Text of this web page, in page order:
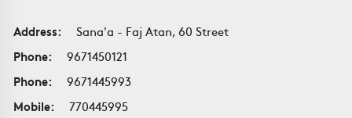
Address:
Sana'a - Faj Atan, 60 Street
Phone:
9671450121
Phone:
9671445993
Mobile:
770445995